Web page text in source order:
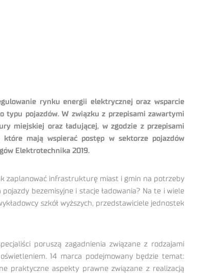
rynku energii elektrycznej oraz wsparcie
typu pojazdów. W związku z przepisami zawartymi
miejskiej oraz ładującej, w zgodzie z przepisami
mają wspierać postęp w sektorze pojazdów
Elektrotechnika 2019.
zaplanować infrastrukturę miast i gmin na potrzeby
bezemisyjne i stacje ładowania? Na te i wiele
szkół wyższych, przedstawiciele jednostek
poruszą zagadnienia związane z rodzajami
14 marca podejmowany będzie temat:
praktyczne aspekty prawne związane z realizacją